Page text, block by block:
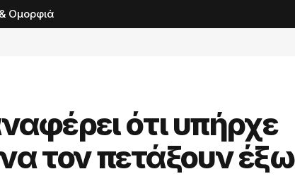
Ομορφιά
ότι υπήρχε
τον πετάξουν έξω